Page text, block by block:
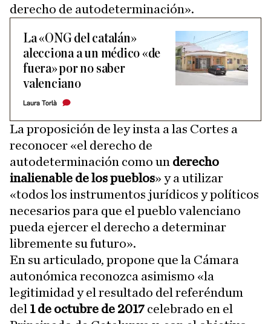
derecho de autodeterminación».
La «ONG del catalán»
alecciona a un médico «de
fuera» por no saber
valenciano
Laura Torlà
La proposición de ley insta a las Cortes a
reconocer «el derecho de
autodeterminación como un derecho
inalienable de los pueblos» y a utilizar
«todos los instrumentos jurídicos y políticos
necesarios para que el pueblo valenciano
pueda ejercer el derecho a determinar
libremente su futuro».
En su articulado, propone que la Cámara
autonómica reconozca asimismo «la
legitimidad y el resultado del referéndum
del 1 de octubre de 2017 celebrado en el